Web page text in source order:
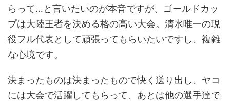
らって…と言いたいのが本音ですが、ゴールドカッ
プは大陸王者を決める格の高い大会。清水唯一の現
役フル代表として頑張ってもらいたいですし、複雑
な心境です。
決まったものは決まったもので快く送り出し、ヤコ
には大会で活躍してもらって、あとは他の選手達で